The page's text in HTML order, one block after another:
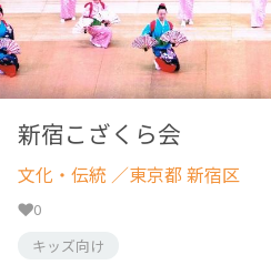
新宿こざくら会
文化・伝統 ／東京都 新宿区
0
キッズ向け